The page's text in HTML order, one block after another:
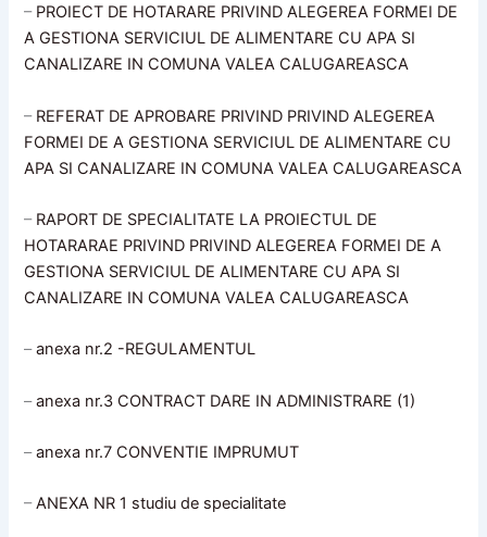
– PROIECT DE HOTARARE PRIVIND ALEGEREA FORMEI DE
A GESTIONA SERVICIUL DE ALIMENTARE CU APA SI
CANALIZARE IN COMUNA VALEA CALUGAREASCA
– REFERAT DE APROBARE PRIVIND PRIVIND ALEGEREA
FORMEI DE A GESTIONA SERVICIUL DE ALIMENTARE CU
APA SI CANALIZARE IN COMUNA VALEA CALUGAREASCA
– RAPORT DE SPECIALITATE LA PROIECTUL DE
HOTARARAE PRIVIND PRIVIND ALEGEREA FORMEI DE A
GESTIONA SERVICIUL DE ALIMENTARE CU APA SI
CANALIZARE IN COMUNA VALEA CALUGAREASCA
–anexa nr.2 -REGULAMENTUL
–anexa nr.3 CONTRACT DARE IN ADMINISTRARE (1)
–anexa nr.7 CONVENTIE IMPRUMUT
–ANEXA NR 1 studiu de specialitate